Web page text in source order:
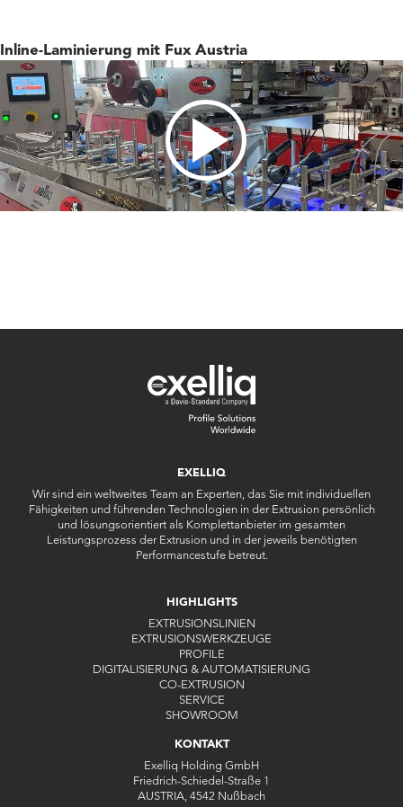
Inline-Laminierung mit Fux Austria
EXELLIQ
Wir sind ein weltweites Team an Experten, das Sie mit individuellen
Fähigkeiten und führenden Technologien in der Extrusion persönlich
und lösungsorientiert als Komplettanbieter im gesamten
Leistungsprozess der Extrusion und in der jeweils benötigten
Performancestufe betreut.
HIGHLIGHTS
EXTRUSIONSLINIEN
EXTRUSIONSWERKZEUGE
PROFILE
DIGITALISIERUNG & AUTOMATISIERUNG
CO-EXTRUSION
SERVICE
SHOWROOM
KONTAKT
Exelliq Holding GmbH
Friedrich-Schiedel-Straße 1
AUSTRIA, 4542 Nußbach